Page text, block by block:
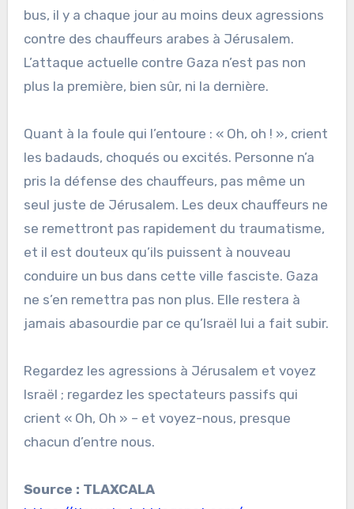
bus, il y a chaque jour au moins deux agressions
contre des chauffeurs arabes à Jérusalem.
L’attaque actuelle contre Gaza n’est pas non
plus la première, bien sûr, ni la dernière.
Quant à la foule qui l’entoure : « Oh, oh ! », crient
les badauds, choqués ou excités. Personne n’a
pris la défense des chauffeurs, pas même un
seul juste de Jérusalem. Les deux chauffeurs ne
se remettront pas rapidement du traumatisme,
et il est douteux qu’ils puissent à nouveau
conduire un bus dans cette ville fasciste. Gaza
ne s’en remettra pas non plus. Elle restera à
jamais abasourdie par ce qu’Israël lui a fait subir.
Regardez les agressions à Jérusalem et voyez
Israël ; regardez les spectateurs passifs qui
crient « Oh, Oh » – et voyez-nous, presque
chacun d’entre nous.
Source : TLAXCALA